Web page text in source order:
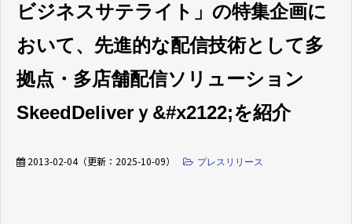
ビジネスサテライト」の特集企画に
おいて、先進的な配信技術として多
拠点・多店舗配信ソリューション
SkeedDeliverｙ&#x2122;を紹介
2013-02-04（更新： 2025-10-09） プレスリリース